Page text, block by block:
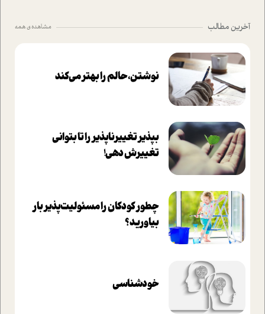
آخرین مطالب مشاهده ی همه
نوشتن، حالم را بهتر می‌کند
بپذير تغييرناپذير را تا بتواني
تغييرش دهي!‏
چطور کودکان را مسئولیت‌پذیر بار
بیاورید؟
خودشناسی